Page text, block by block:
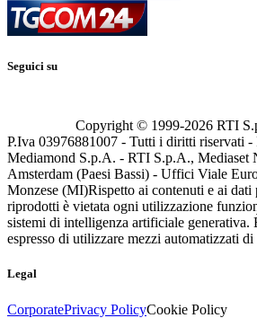
Seguici su
Copyright © 1999-2026 RTI
P.Iva 03976881007 - Tutti i diritti riservati -
Mediamond S.p.A. - RTI S.p.A., Mediaset
Amsterdam (Paesi Bassi) - Uffici Viale
Monzese (MI)Rispetto ai contenuti e ai dati
riprodotti è vietata ogni utilizzazione
sistemi di intelligenza artificiale generativa.
espresso di utilizzare mezzi automatizzati di
Legal
CorporatePrivacy PolicyCookie Policy